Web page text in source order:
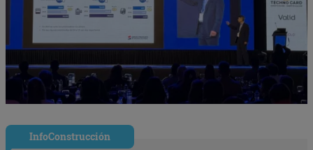
InfoConstrucción